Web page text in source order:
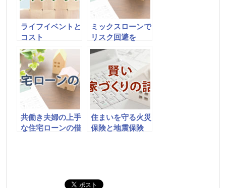
ライフイベントと
コスト
ミックスローンで
リスク回避を
共働き夫婦の上手
な住宅ローンの借
住まいを守る火災
保険と地震保険